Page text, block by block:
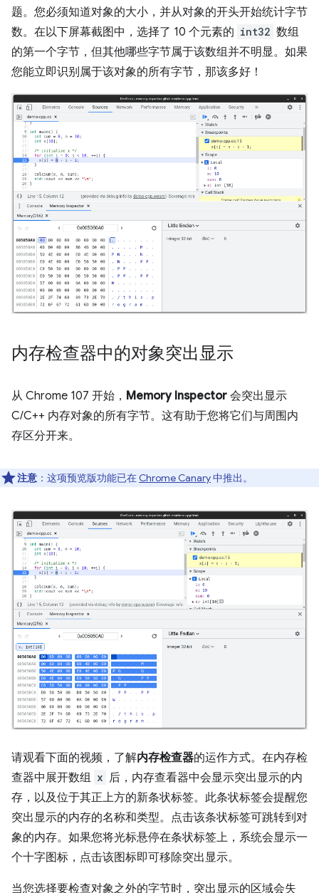
题。您必须知道对象的大小，并从对象的开头开始统计字节
数。在以下屏幕截图中，选择了 10 个元素的 int32 数组
的第一个字节，但其他哪些字节属于该数组并不明显。如果
您能立即识别属于该对象的所有字节，那该多好！
内存检查器中的对象突出显示
从 Chrome 107 开始， Memory Inspector 会突出显示
C/C++ 内存对象的所有字节。这有助于您将它们与周围内
存区分开来。
注意 ：这项预览版功能已在 Chrome Canary中推出。
请观看下面的视频，了解内存检查器的运作方式。在内存检
查器中展开数组 x 后，内存查看器中会显示突出显示的内
存，以及位于其正上方的新条状标签。此条状标签会提醒您
突出显示的内存的名称和类型。点击该条状标签可跳转到对
象的内存。如果您将光标悬停在条状标签上，系统会显示一
个十字图标，点击该图标即可移除突出显示。
当您选择要检查对象之外的字节时，突出显示的区域会失